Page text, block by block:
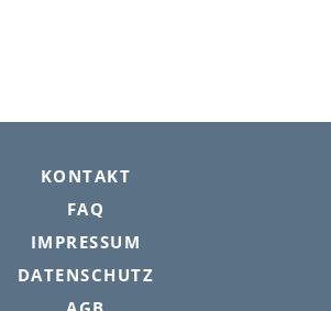
KONTAKT
FAQ
IMPRESSUM
DATENSCHUTZ